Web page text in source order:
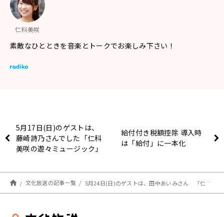
仁科美咲
素敵なひとときを音楽とトークでお楽しみ下さい！
5月17日(日)のゲストは、
藤崎詩乃さんでした「仁科
美咲の遊々ミュージック」
給付付き税額控除 導入時
は「給付」に一本化
文化放送の記事一覧 5月24日(日)のゲストは、田中あいみさん 「仁科美咲の遊々ミュージック」